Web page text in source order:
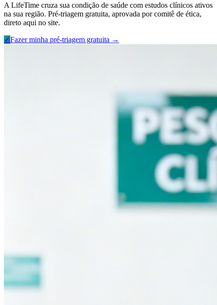
A LifeTime cruza sua condição de saúde com estudos clínicos ativos
na sua região. Pré-triagem gratuita, aprovada por comitê de ética,
direto aqui no site.
✓Fazer minha pré-triagem gratuita →